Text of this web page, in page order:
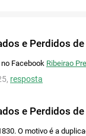
e Perdidos
Facebook Ribeirao
resposta
e Perdidos
O motivo é a